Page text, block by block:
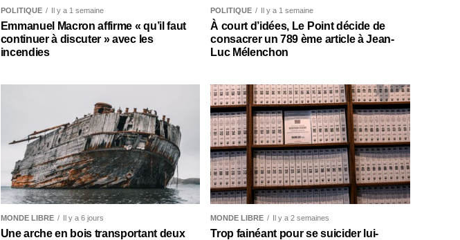
POLITIQUE Il y a 1 semaine
Emmanuel Macron affirme « qu’il faut
continuer à discuter » avec les
incendies
POLITIQUE Il y a 1 semaine
À court d’idées, Le Point décide de
consacrer un 789 ème article à Jean-
Luc Mélenchon
MONDE LIBRE Il y a 6 jours
Une arche en bois transportant deux
MONDE LIBRE Il y a 2 semaines
Trop fainéant pour se suicider lui-